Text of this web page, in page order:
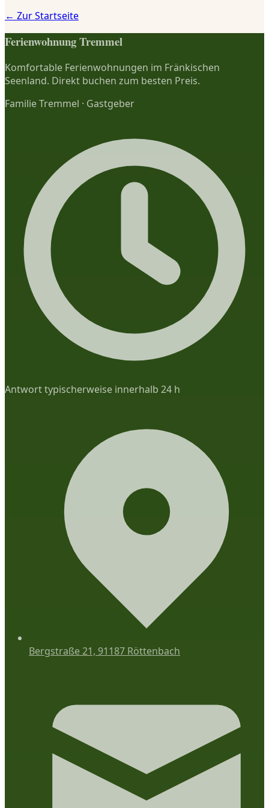
← Zur Startseite
Ferienwohnung Tremmel
Komfortable Ferienwohnungen im Fränkischen
Seenland. Direkt buchen zum besten Preis.
Familie Tremmel · Gastgeber
Antwort typischerweise innerhalb 24 h
Bergstraße 21, 91187 Röttenbach